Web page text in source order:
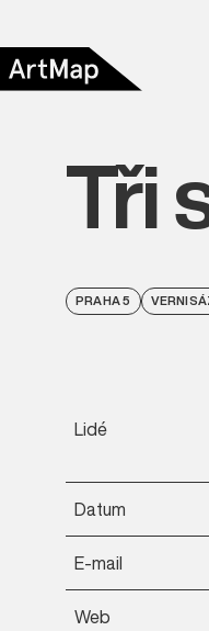
Tři
PRAHA 5
Lidé
Datum
E-mail
Web